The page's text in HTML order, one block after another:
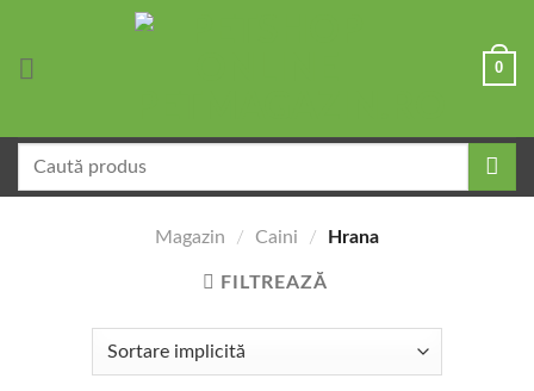
0
după:
Magazin / Caini / Hrana
FILTREAZĂ